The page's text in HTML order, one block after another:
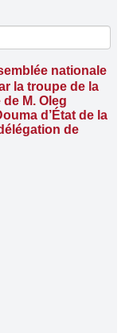
nationale :
la troupe de la
M. Oleg
d’État de la
de